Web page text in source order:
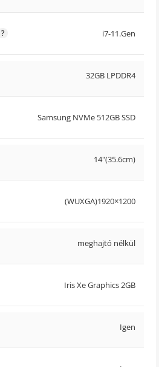
i7-11.Gen
32GB LPDDR4
Samsung NVMe 512GB SSD
14"(35.6cm)
(WUXGA)1920×1200
meghajtó nélkül
Iris Xe Graphics 2GB
Igen